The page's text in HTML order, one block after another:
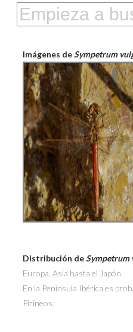
Imágenes deSympetrum
Distribución deSympetrum
Europa, Asia hasta el Japón
En la Península Ibérica es
Pirineos.